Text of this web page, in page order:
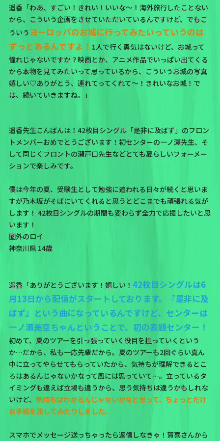
遥香「わあ、すごい！きれい！いいな～！海外旅行したことない
から、こういう企画をさせていただいているんですけど、でもこ
ういう ヨーロッパのお城に行ってみたいっていうのは
ずっとあるんですよ！ 1人で行く勇気はないけど、お城って
憧れじゃないですか？映画とか、アニメ作品でいっぱい出てくる
から本物を見てみたいって思っているから、こういうお城の写真
嬉しい♡ありがとう、連れてってくれて～！きれいなお城！で
は、続いていきますね。」
遥香先生こんばんは！42枚目シングル「是非に及ばず」のフロン
トメンバーおめでとうございます！初センターの一ノ瀬先生、そ
して同じくフロントの瀬戸口先生などとても夏らしいフォーメー
ションで楽しみです。
僕は今年の夏、受験生として勉強に追われる日々が続くと思いま
すが乃木坂がそばにいてくれると思うとどこまでも頑張れる気が
します！ 42枚目シングルの期間も変わらず全力で応援したいと思
います！
圏外のロイ
神奈川県 14歳
遥香「ありがとうございます！嬉しい！ 42枚目シングルは6
月13日から配信がスタートしております。『是非に及
ばず』という曲になっているんですけど、センターは
一ノ瀬美空ちゃんということで、初の表題センター！
初めて、夏のツアーを引っ張っていく役目を担っていくという
か…だから、私も一応先輩だから。夏のツアーも2回ぐらい真ん
中に立ってやらせてもらっていたから、気持ちが理解できるとこ
ろはあるんじゃないかなって風には思っていて…。立っているタ
イミングも違えば立場も違うから、思う気持ちは違うかもしれな
いけど、 気持ちはわかるんじゃないかなと思って、ちょっとだけ
お手紙を渡してみたりしました。
スマホでメッセージ送っちゃったら返信しなきゃ！賀喜さんから